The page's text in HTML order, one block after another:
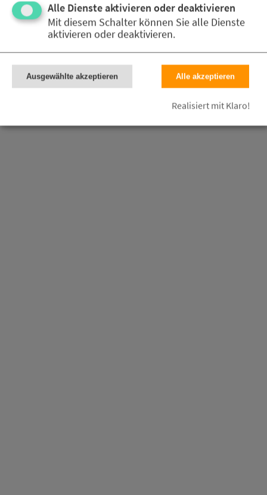
Alle Dienste aktivieren oder deaktivieren
Mit diesem Schalter können Sie alle Dienste
aktivieren oder deaktivieren.
Ausgewählte akzeptieren Alle akzeptieren
Realisiert mit Klaro!